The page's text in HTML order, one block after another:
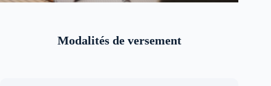
Modalités de versement